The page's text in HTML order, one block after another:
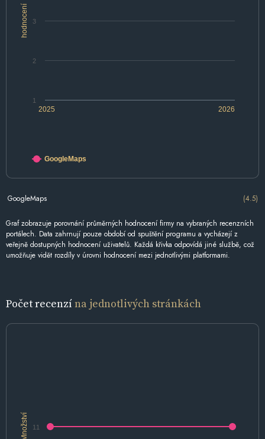
hodnocení
2025 2026
1
2
3
GoogleMaps
GoogleMaps (4.5)
Graf zobrazuje porovnání průměrných hodnocení firmy na vybraných recenzních
portálech. Data zahrnují pouze období od spuštění programu a vycházejí z
veřejně dostupných hodnocení uživatelů. Každá křivka odpovídá jiné službě, což
umožňuje vidět rozdíly v úrovni hodnocení mezi jednotlivými platformami.
Počet recenzína jednotlivých stránkách
Množství 11